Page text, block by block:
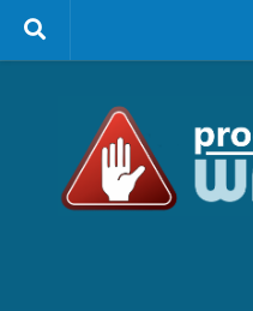
Zum Inhalt springen